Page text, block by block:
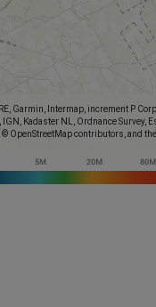
Garmin, Intermap, increment P
IGN, Kadaster NL, Ordnance Survey,
© OpenStreetMap contributors, and